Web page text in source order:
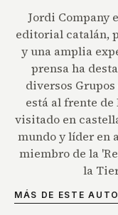
Jordi Company
editorial catalán,
y una amplia
prensa ha
diversos
está al frente de
visitado en
mundo y líder en
miembro de la
la
MÁS DE ESTE